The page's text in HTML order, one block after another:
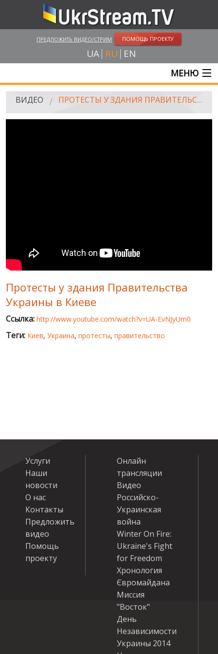
ПРЕДЛОЖИТЬ ВИДЕО/СТРИМ ПОМОЩЬ ПРОЕКТУ
UA RU EN
МЕНЮ
ГЛАВНАЯ
ПУБЛИЧНЫЕ ЛЮДИ
РОССИЙСКО-УКРАИНСКАЯ ВОЙНА
WINTER ON FIRE: UKRAINE'S FIGHT FOR FREEDOM
ХРОНОЛОГИЯ ЄВРОМАЙДАНА
ВИДЕО ПРОТЕСТЫ У ЗДАНИЯ ПРАВИТЕЛЬСТВА УКРАИНЫ В КИЕВЕ
Протесты у здания Правительства
Украины в Киеве
Ссылка: http://www.youtube.com/watch?v=UA-EvNJyUm0
Теги: Киев, Украина, протесты, правительство
Услуги
Наши
новости
О нас
Контакты
Предложить
видео
Помощь
проекту
Онлайн
трансляции
Видео
Российско-
Украинская
война
Winter On Fire:
Ukraine's Fight
for Freedom
Хронология
Євромайдана
Миссия
"Восток"
День
Независимости
Украины 2014